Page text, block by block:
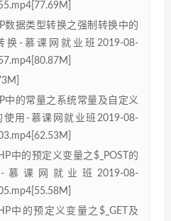
数据类型转换之强制转换中的
换-慕课网就业班2019-08-
中的常量之系统常量及自定义
使用-慕课网就业班2019-08-
中的预定义变量之$_POST的
慕课网就业班2019-08-
中的预定义变量之$_GET及